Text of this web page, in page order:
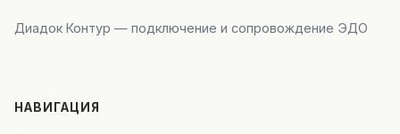
Диадок Контур — подключение и сопровождение ЭДО
НАВИГАЦИЯ